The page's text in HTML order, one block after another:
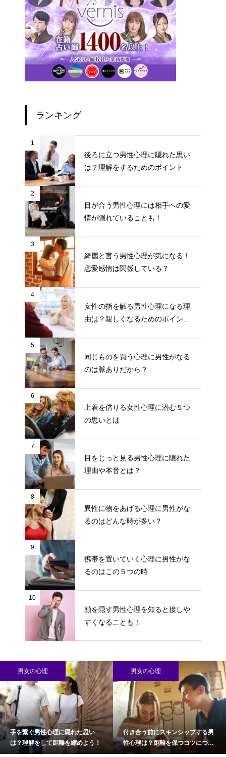
ランキング
1
後ろに立つ男性心理に隠れた思い
は？理解をするためのポイント
2
目が合う男性心理には相手への愛
情が隠れていることも！
3
綺麗と言う男性心理が気になる！
恋愛感情は関係している？
4
女性の指を触る男性心理になる理
由は？親しくなるためのポイント
5
同じものを買う心理に男性がなる
のは脈ありだから？
6
上着を借りる女性心理に潜む５つ
の思いとは
7
目をじっと見る男性心理に隠れた
理由や本音とは？
8
異性に物をあげる心理に男性がな
るのはどんな時が多い？
9
携帯を置いていく心理に男性がな
るのはこの５つの時
10
顔を隠す男性心理を知ると接しや
すくなることも！
男女の心理
手を繋ぐ男性心理に隠れた思い
は？理解をして距離を縮めよう！
男女の心理
付き合う前にスキンシップする男
性心理は？距離を保つコツについ
て